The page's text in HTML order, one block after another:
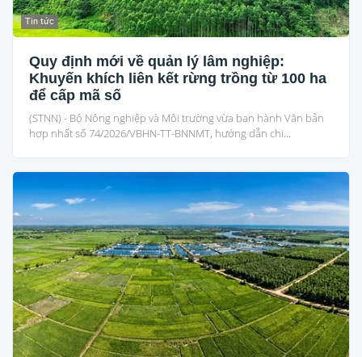
Tin tức
Quy định mới về quản lý lâm nghiệp:
Khuyến khích liên kết rừng trồng từ 100 ha
để cấp mã số
(STNN) - Bộ Nông nghiệp và Môi trường vừa ban hành Văn bản
hợp nhất số 74/2026/VBHN-TT-BNNMT, hướng dẫn chi...